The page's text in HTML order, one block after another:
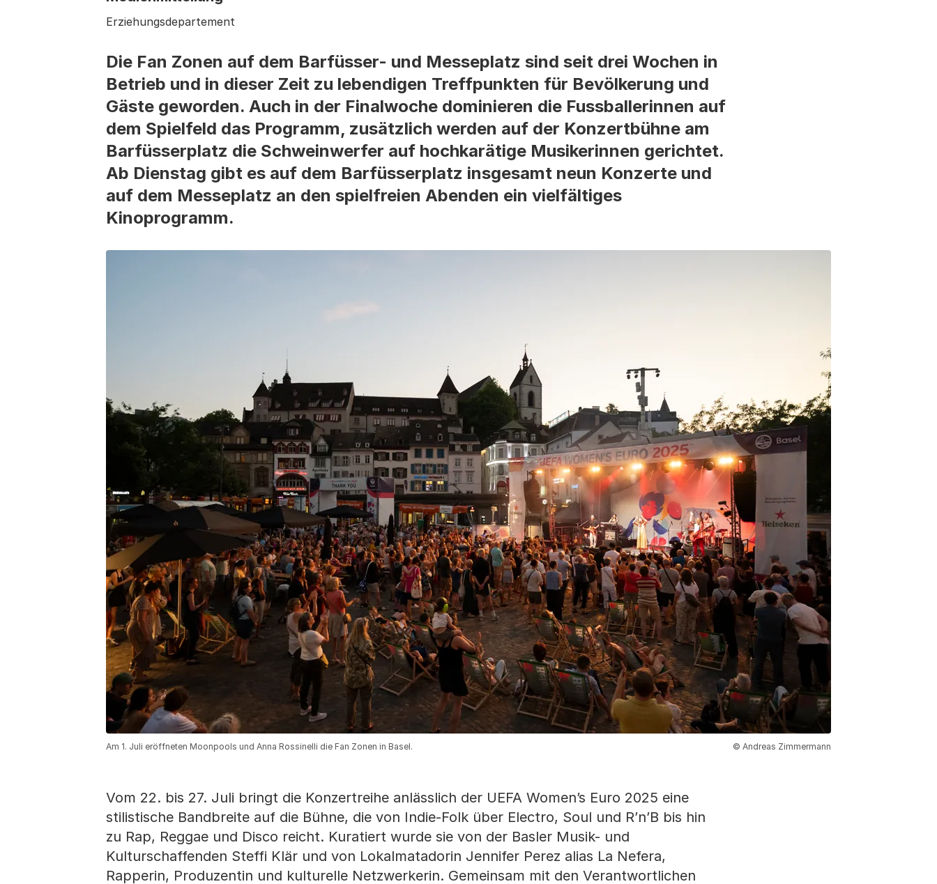
Erziehungsdepartement
Die Fan Zonen auf dem Barfüsser- und Messeplatz sind seit drei Wochen in
Betrieb und in dieser Zeit zu lebendigen Treffpunkten für Bevölkerung und
Gäste geworden. Auch in der Finalwoche dominieren die Fussballerinnen auf
dem Spielfeld das Programm, zusätzlich werden auf der Konzertbühne am
Barfüsserplatz die Schweinwerfer auf hochkarätige Musikerinnen gerichtet.
Ab Dienstag gibt es auf dem Barfüsserplatz insgesamt neun Konzerte und
auf dem Messeplatz an den spielfreien Abenden ein vielfältiges
Kinoprogramm.
Am 1. Juli eröffneten Moonpools und Anna Rossinelli die Fan Zonen in Basel. © Andreas Zimmermann
Vom 22. bis 27. Juli bringt die Konzertreihe anlässlich der UEFA Women’s Euro 2025 eine
sti­listische Bandbreite auf die Bühne, die von Indie-Folk über Electro, Soul und R’n’B bis hin
zu Rap, Reggae und Disco reicht. Kuratiert wurde sie von der Basler Musik- und
Kulturschaffen­den Steffi Klär und von Lokalmatadorin Jennifer Perez alias La Nefera,
Rapperin, Produzentin und kulturelle Netzwerkerin. Gemeinsam mit den Verantwortlichen